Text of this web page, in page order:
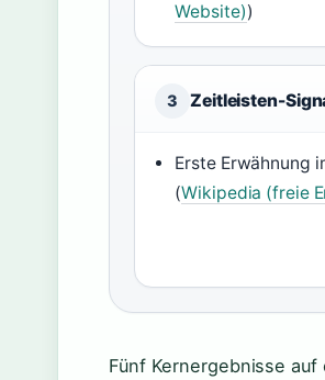
Website))
3 Zeitleisten-
Erste Erwähnung
(Wikipedia (freie
Fünf Kernergebnisse